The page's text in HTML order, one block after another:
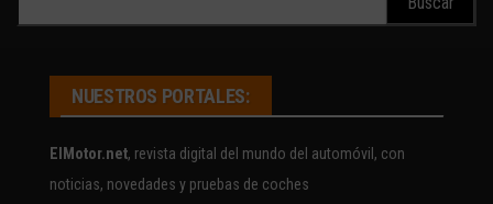
NUESTROS PORTALES:
ElMotor.net, revista digital del mundo del automóvil, con
noticias, novedades y pruebas de coches